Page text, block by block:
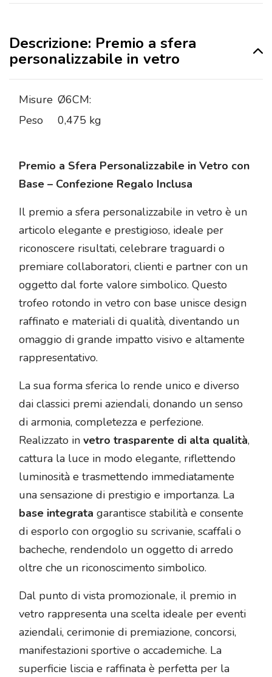
Descrizione: Premio a sfera
personalizzabile in vetro
Misure Ø6CM:
Peso
0,475 kg
Premio a Sfera Personalizzabile in Vetro con
Base – Confezione Regalo Inclusa
Il premio a sfera personalizzabile in vetro è un
articolo elegante e prestigioso, ideale per
riconoscere risultati, celebrare traguardi o
premiare collaboratori, clienti e partner con un
oggetto dal forte valore simbolico. Questo
trofeo rotondo in vetro con base unisce design
raffinato e materiali di qualità, diventando un
omaggio di grande impatto visivo e altamente
rappresentativo.
La sua forma sferica lo rende unico e diverso
dai classici premi aziendali, donando un senso
di armonia, completezza e perfezione.
Realizzato in vetro trasparente di alta qualità,
cattura la luce in modo elegante, riflettendo
luminosità e trasmettendo immediatamente
una sensazione di prestigio e importanza. La
base integrata garantisce stabilità e consente
di esporlo con orgoglio su scrivanie, scaffali o
bacheche, rendendolo un oggetto di arredo
oltre che un riconoscimento simbolico.
Dal punto di vista promozionale, il premio in
vetro rappresenta una scelta ideale per eventi
aziendali, cerimonie di premiazione, concorsi,
manifestazioni sportive o accademiche. La
superficie liscia e raffinata è perfetta per la